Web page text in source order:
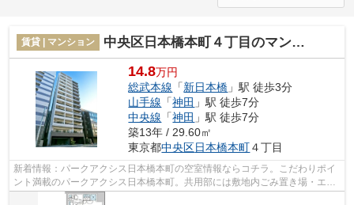
賃貸 | マンション 中央区日本橋本町４丁目のマンション
14.8万円
総武本線 「新日本橋 」駅 徒歩3分
山手線 「神田 」駅 徒歩7分
中央線 「神田 」駅 徒歩7分
築13年 / 29.60㎡
東京都中央区日本橋本町４丁目
新着情報：パークアクシス日本橋本町の空室情報ならコチラ。こだわりポイ
ント満載のパークアクシス日本橋本町。共用部には敷地内ごみ置き場・エレ
ベータなどが備わっておりとても充実...